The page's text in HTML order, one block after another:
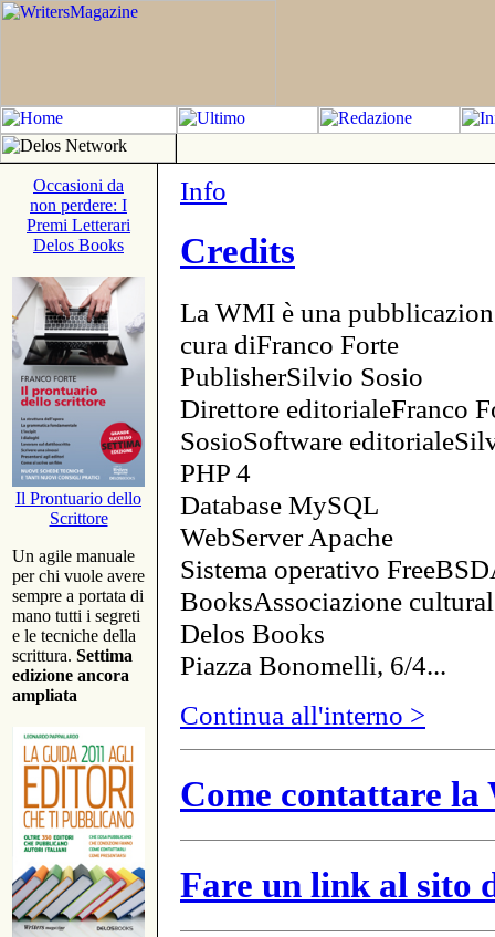
Occasioni da
non perdere: I
Premi Letterari
Delos Books
Il Prontuario dello
Scrittore
Un agile manuale
per chi vuole avere
sempre a portata di
mano tutti i segreti
e le tecniche della
scrittura. Settima
edizione ancora
ampliata
Info
Credits
La WMI è una
cura diFranco Forte
PublisherSilvio Sosio
Direttore editorialeFranco
SosioSoftware
PHP 4
Database MySQL
WebServer Apache
Sistema operativo
BooksAssociazione
Delos Books
Piazza Bonomelli, 6/4...
Continua all'interno >
Come contattare
Fare un link al sito